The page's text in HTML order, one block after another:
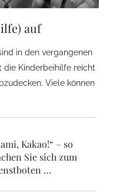
auf
in den vergangenen
die Kinderbeihilfe reicht
Viele können
Kakao!“ – so
Sie sich zum
…